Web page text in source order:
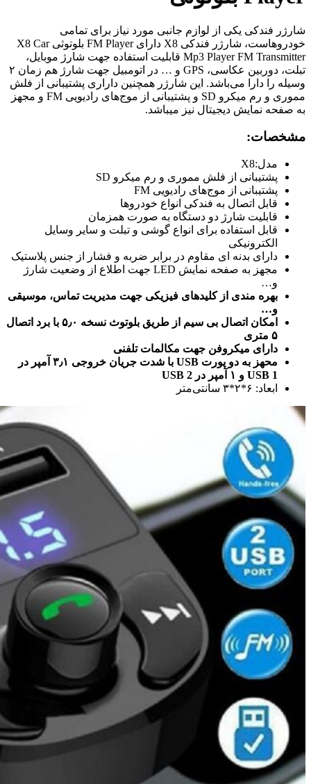
شارژر فندکی یکی از لوازم جانبی مورد نیاز برای تمامی
خودروهاست، شارژر فندکی X8 دارای FM Player بلوتوثی X8 Car
Mp3 Player FM Transmitter قابلیت استفاده جهت شارژ موبایل،
تبلت، دوربین عکاسی، GPS و … در اتومبیل جهت شارژ هم زمان ۲
وسیله را دارا می‌باشد. این شارژر همچنین داراری پشتیبانی از فلش
مموری و رم میکرو SD و پشتیبانی از موج‌های رادیویی FM و مجهز
به صفحه نمایش دیجیتال نیز میباشد.
مشخصات:
مدل:X8
پشتیبانی از فلش مموری و رم میکرو SD
پشتیبانی از موج‌های رادیویی FM
قابل اتصال به فندکی انواع خودروها
قابلیت شارژ دو دستگاه به صورت همزمان
قابل استفاده برای انواع گوشی و تبلت و سایر وسایل
الکترونیکی
دارای بدنه ای مقاوم در برابر ضربه و فشار از جنس پلاستیک
مجهز به صفحه نمایش LED جهت اطلاع از وضعیت شارژ
و…
بهره مندی از کلیدهای فیزیکی جهت مدیریت تماس، موسیقی
و…
امکان اتصال بی سیم از طریق بلوتوث نسخه ۵٫۰ با برد اتصال
۵ متری
دارای میکروفن جهت مکالمات تلفنی
محهز به دو پورت USB با شدت جریان خروجی ۳٫۱ آمپر در
USB 1 و ۱ آمپر در USB 2
ابعاد: ۶*۲*۳ سانتی‌متر